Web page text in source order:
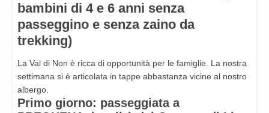
bambini di 4 e 6 anni senza
passeggino e senza zaino da
trekking)
La Val di Non è ricca di opportunità per le famiglie. La nostra
settimana si è articolata in tappe abbastanza vicine al nostro
albergo.
Primo giorno: passeggiata a